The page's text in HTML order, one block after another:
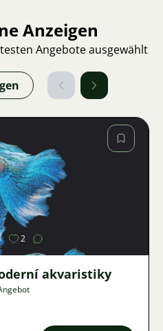
Anzeigen
Angebote ausgewählt
Bild
2
akvaristiky